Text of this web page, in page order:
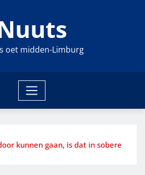
oet midden-Limburg
kunnen gaan, is dat in sobere